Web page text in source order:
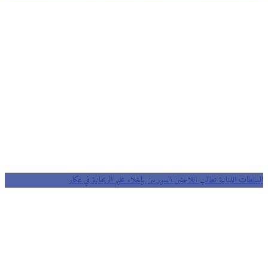
السلطات اللبنانية تطالب اللاجئين السوريين بإخلاء مخيم الريحانية في عكار